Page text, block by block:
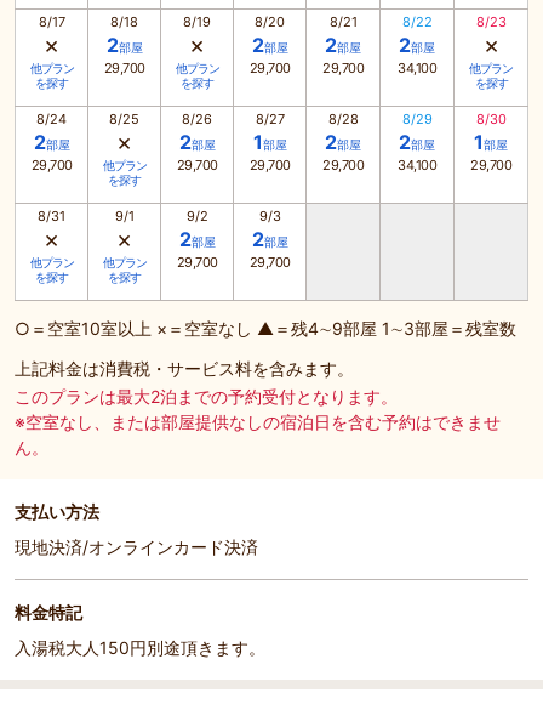
8/17
×
他プラン
を探す
8/18
2部屋
29,700
8/19
×
他プラン
を探す
8/20
2部屋
29,700
8/21
2部屋
29,700
8/22
2部屋
34,100
8/23
×
他プラン
を探す
8/24
2部屋
29,700
8/25
×
他プラン
を探す
8/26
2部屋
29,700
8/27
1部屋
29,700
8/28
2部屋
29,700
8/29
2部屋
34,100
8/30
1部屋
29,700
8/31
×
他プラン
を探す
9/1
×
他プラン
を探す
9/2
2部屋
29,700
9/3
2部屋
29,700
○＝空室10室以上 ×＝空室なし ▲＝残4∼9部屋 1∼3部屋＝残室数
上記料金は消費税・サービス料を含みます。
このプランは最大2泊までの予約受付となります。
※空室なし、または部屋提供なしの宿泊日を含む予約はできませ
ん。
支払い方法
現地決済/オンラインカード決済
料金特記
入湯税大人150円別途頂きます。